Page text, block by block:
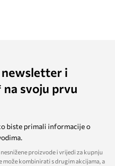
newsletter i
svoju prvu
biste primali informacije o
proizvode i vrijedi za kupnju
može kombinirati s drugim akcijama, a